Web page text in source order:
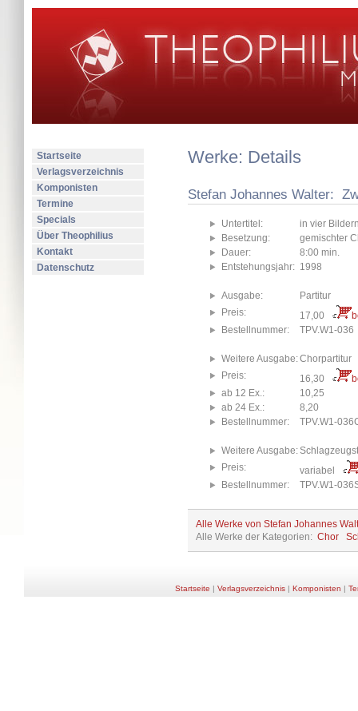
Startseite
Verlagsverzeichnis
Komponisten
Termine
Specials
Über Theophilius
Kontakt
Datenschutz
Werke: Details
Stefan Johannes Walter:
Untertitel:
in vier
Besetzung:
gemischter
Dauer:
8:00 min.
Entstehungsjahr: 1998
Ausgabe:
Partitur
Preis:
17,00
Bestellnummer:
TPV.W1-036
Weitere Ausgabe:Chorpartitur
Preis:
16,30
ab 12 Ex.:
10,25
ab 24 Ex.:
8,20
Bestellnummer:
TPV.W1-
Weitere Ausgabe:
Preis:
variabel
Bestellnummer:
TPV.W1-
Alle Werke von Stefan Johannes
Alle Werke der Kategorien: Chor
Startseite | Verlagsverzeichnis| Komponisten |